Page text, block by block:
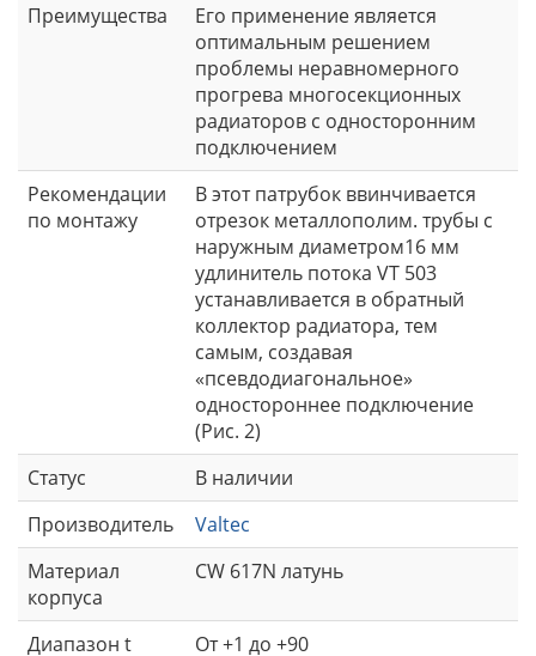
Преимущества
Его применение является
оптимальным решением
проблемы неравномерного
прогрева многосекционных
радиаторов с односторонним
подключением
Рекомендации
по монтажу
В этот патрубок ввинчивается
отрезок металлополим. трубы с
наружным диаметром16 мм
удлинитель потока VT 503
устанавливается в обратный
коллектор радиатора, тем
самым, создавая
«псевдодиагональное»
одностороннее подключение
(Рис. 2)
Статус
В наличии
Производитель
Valtec
Материал
корпуса
CW 617N латунь
Диапазон t От +1 до +90